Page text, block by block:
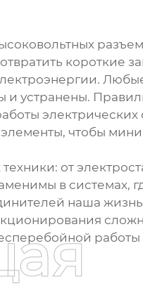
короткие
устранены.
чтобы
от
в системах,
наша
работы